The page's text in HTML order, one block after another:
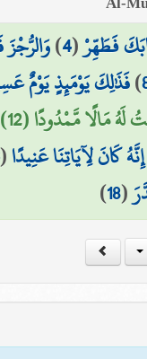
فَطَهِّرْ(
4
)
)فَذَٰلِكَ يَوْمَئِذٍ يَوْمٌ
مَالًا مَّمْدُودًا (12)
كَانَ لِآيَاتِنَا عَنِيدًا(
(
18
)